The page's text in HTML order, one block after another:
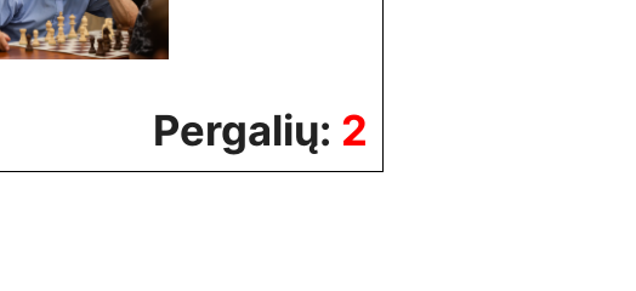
Pergalių: 2